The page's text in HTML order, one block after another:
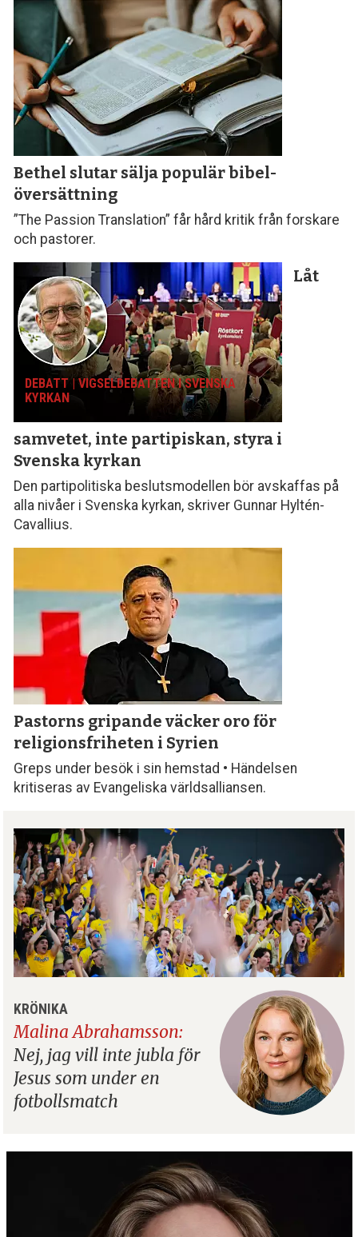
Bethel slutar sälja populär bibel­
översättning
”The Passion Translation” får hård kritik från forskare
och pastorer.
DEBATT | VIGSELDEBATTEN I SVENSKA
KYRKAN
Låt
samvetet, inte parti­piskan, styra i
Svenska kyrkan
Den partipolitiska beslutsmodellen bör avskaffas på
alla nivåer i Svenska kyrkan, skriver Gunnar Hyltén-
Cavallius.
Pastorns gripande väcker oro för
religionsfriheten i Syrien
Greps under besök i sin hemstad • Händelsen
kritiseras av Evangeliska världsalliansen.
KRÖNIKA
Malina Abrahamsson:
Nej, jag vill inte jubla för
Jesus som under en
fotbollsmatch